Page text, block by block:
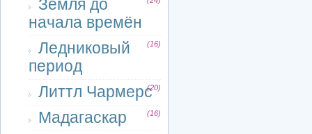
Земля до
начала времён
Ледниковый
период
(16)
Литтл Чармерс(20)
Мадагаскар (16)